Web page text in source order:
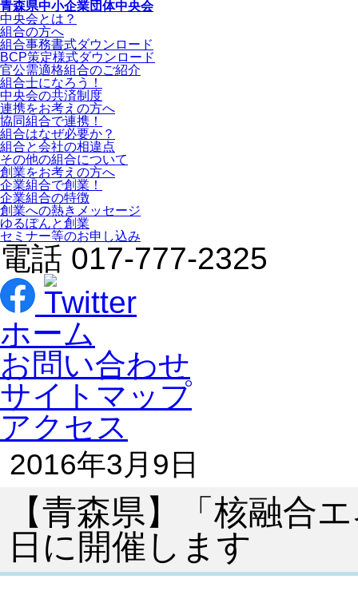
青森県中小企業団体中央会
中央会とは？
組合の方へ
組合事務書式ダウンロード
BCP策定様式ダウンロード
官公需適格組合のご紹介
組合士になろう！
中央会の共済制度
連携をお考えの方へ
協同組合で連携！
組合はなぜ必要か？
組合と会社の相違点
その他の組合について
創業をお考えの方へ
企業組合で創業！
企業組合の特徴
創業への熱きメッセージ
ゆるぽんと創業
セミナー等のお申し込み
電話 017-777-2325
ホーム
お問い合わせ
サイトマップ
アクセス
2016年3月9日
【青森県】「核融合
日に開催します